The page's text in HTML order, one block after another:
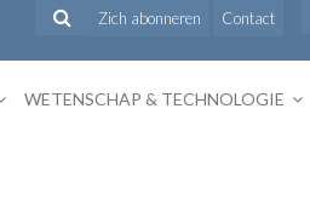
Zich abonneren Contact
WETENSCHAP & TECHNOLOGIE